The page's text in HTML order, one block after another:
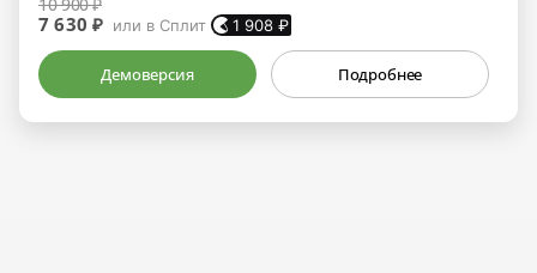
7 630 ₽ или в Сплит 1 908 ₽
Демоверсия Подробнее